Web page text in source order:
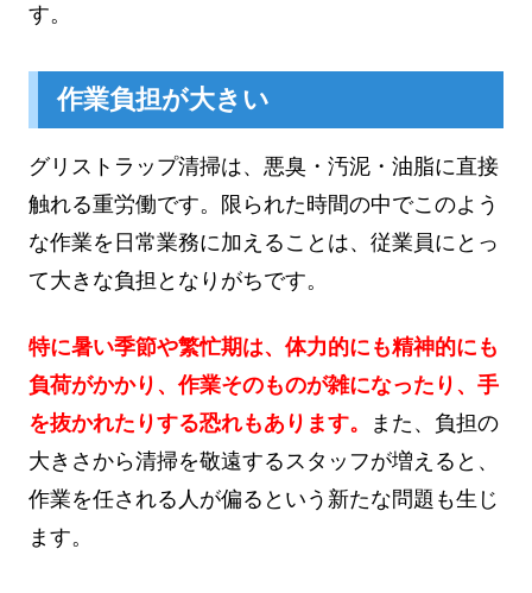
す。
作業負担が大きい
グリストラップ清掃は、悪臭・汚泥・油脂に直接
触れる重労働です。限られた時間の中でこのよう
な作業を日常業務に加えることは、従業員にとっ
て大きな負担となりがちです。
特に暑い季節や繁忙期は、体力的にも精神的にも
負荷がかかり、作業そのものが雑になったり、手
を抜かれたりする恐れもあります。
また、負担の
大きさから清掃を敬遠するスタッフが増えると、
作業を任される人が偏るという新たな問題も生じ
ます。